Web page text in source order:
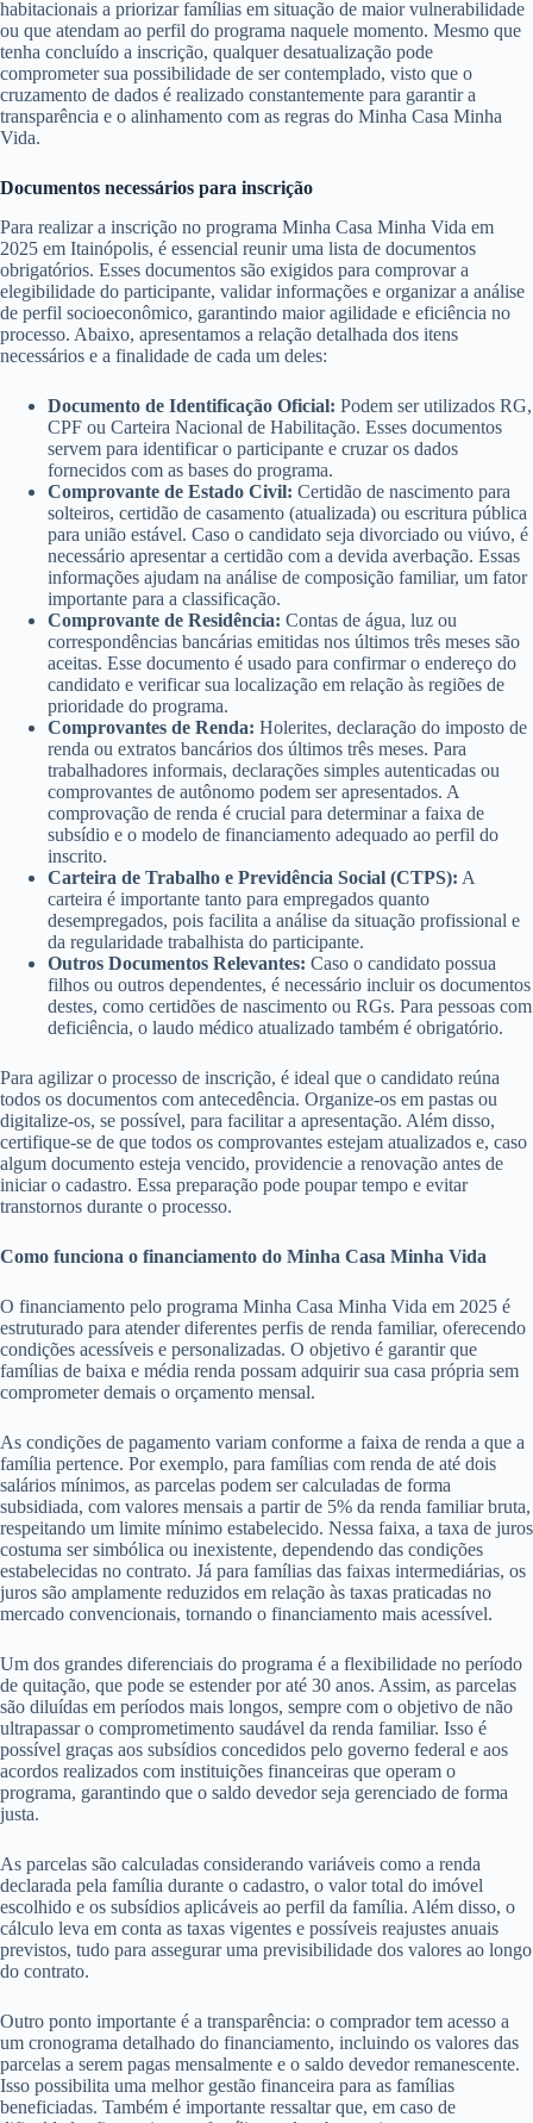
habitacionais a priorizar famílias em situação de maior vulnerabilidade
ou que atendam ao perfil do programa naquele momento. Mesmo que
tenha concluído a inscrição, qualquer desatualização pode
comprometer sua possibilidade de ser contemplado, visto que o
cruzamento de dados é realizado constantemente para garantir a
transparência e o alinhamento com as regras do Minha Casa Minha
Vida.
Documentos necessários para inscrição
Para realizar a inscrição no programa Minha Casa Minha Vida em
2025 em Itainópolis, é essencial reunir uma lista de documentos
obrigatórios. Esses documentos são exigidos para comprovar a
elegibilidade do participante, validar informações e organizar a análise
de perfil socioeconômico, garantindo maior agilidade e eficiência no
processo. Abaixo, apresentamos a relação detalhada dos itens
necessários e a finalidade de cada um deles:
Documento de Identificação Oficial: Podem ser utilizados RG,
CPF ou Carteira Nacional de Habilitação. Esses documentos
servem para identificar o participante e cruzar os dados
fornecidos com as bases do programa.
Comprovante de Estado Civil: Certidão de nascimento para
solteiros, certidão de casamento (atualizada) ou escritura pública
para união estável. Caso o candidato seja divorciado ou viúvo, é
necessário apresentar a certidão com a devida averbação. Essas
informações ajudam na análise de composição familiar, um fator
importante para a classificação.
Comprovante de Residência: Contas de água, luz ou
correspondências bancárias emitidas nos últimos três meses são
aceitas. Esse documento é usado para confirmar o endereço do
candidato e verificar sua localização em relação às regiões de
prioridade do programa.
Comprovantes de Renda: Holerites, declaração do imposto de
renda ou extratos bancários dos últimos três meses. Para
trabalhadores informais, declarações simples autenticadas ou
comprovantes de autônomo podem ser apresentados. A
comprovação de renda é crucial para determinar a faixa de
subsídio e o modelo de financiamento adequado ao perfil do
inscrito.
Carteira de Trabalho e Previdência Social (CTPS): A
carteira é importante tanto para empregados quanto
desempregados, pois facilita a análise da situação profissional e
da regularidade trabalhista do participante.
Outros Documentos Relevantes: Caso o candidato possua
filhos ou outros dependentes, é necessário incluir os documentos
destes, como certidões de nascimento ou RGs. Para pessoas com
deficiência, o laudo médico atualizado também é obrigatório.
Para agilizar o processo de inscrição, é ideal que o candidato reúna
todos os documentos com antecedência. Organize-os em pastas ou
digitalize-os, se possível, para facilitar a apresentação. Além disso,
certifique-se de que todos os comprovantes estejam atualizados e, caso
algum documento esteja vencido, providencie a renovação antes de
iniciar o cadastro. Essa preparação pode poupar tempo e evitar
transtornos durante o processo.
Como funciona o financiamento do Minha Casa Minha Vida
O financiamento pelo programa Minha Casa Minha Vida em 2025 é
estruturado para atender diferentes perfis de renda familiar, oferecendo
condições acessíveis e personalizadas. O objetivo é garantir que
famílias de baixa e média renda possam adquirir sua casa própria sem
comprometer demais o orçamento mensal.
As condições de pagamento variam conforme a faixa de renda a que a
família pertence. Por exemplo, para famílias com renda de até dois
salários mínimos, as parcelas podem ser calculadas de forma
subsidiada, com valores mensais a partir de 5% da renda familiar bruta,
respeitando um limite mínimo estabelecido. Nessa faixa, a taxa de juros
costuma ser simbólica ou inexistente, dependendo das condições
estabelecidas no contrato. Já para famílias das faixas intermediárias, os
juros são amplamente reduzidos em relação às taxas praticadas no
mercado convencionais, tornando o financiamento mais acessível.
Um dos grandes diferenciais do programa é a flexibilidade no período
de quitação, que pode se estender por até 30 anos. Assim, as parcelas
são diluídas em períodos mais longos, sempre com o objetivo de não
ultrapassar o comprometimento saudável da renda familiar. Isso é
possível graças aos subsídios concedidos pelo governo federal e aos
acordos realizados com instituições financeiras que operam o
programa, garantindo que o saldo devedor seja gerenciado de forma
justa.
As parcelas são calculadas considerando variáveis como a renda
declarada pela família durante o cadastro, o valor total do imóvel
escolhido e os subsídios aplicáveis ao perfil da família. Além disso, o
cálculo leva em conta as taxas vigentes e possíveis reajustes anuais
previstos, tudo para assegurar uma previsibilidade dos valores ao longo
do contrato.
Outro ponto importante é a transparência: o comprador tem acesso a
um cronograma detalhado do financiamento, incluindo os valores das
parcelas a serem pagas mensalmente e o saldo devedor remanescente.
Isso possibilita uma melhor gestão financeira para as famílias
beneficiadas. Também é importante ressaltar que, em caso de